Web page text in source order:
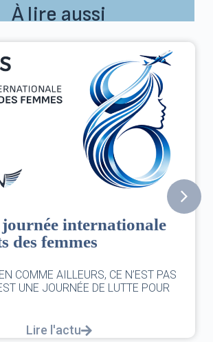
À lire aussi
internationale
des femmes
COMME AILLEURS, CE N’EST PAS
UNE JOURNÉE DE LUTTE POUR
Lire l'actu